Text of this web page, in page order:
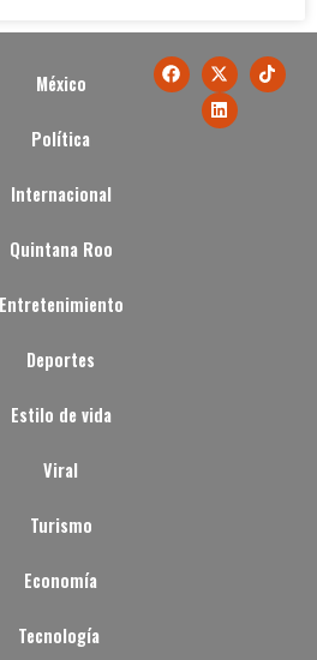
México
Política
Internacional
Quintana Roo
Entretenimiento
Deportes
Estilo de vida
Viral
Turismo
Economía
Tecnología